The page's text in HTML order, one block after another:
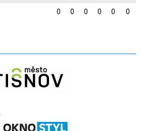
0 0 0 0 0 0